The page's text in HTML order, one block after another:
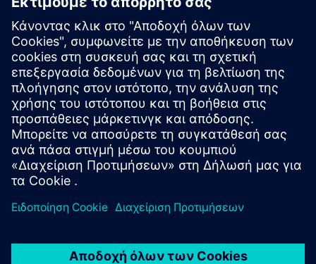
Η Siemens προσφέρει υποστήριξη πελατών παγκόσμιας
κλάσης για το Opcenter και όλα τα προϊόντα μας.
Επικοινωνήστε με την υποστήριξη
Ιστολόγιο Opcenter
Μείνετε ενημερωμένοι με τα τελευταία νέα και τις
καλύτερες στιγμές του λογισμικού Opcenter στο ιστολόγιό
μας.
Επισκεφθείτε το ιστολόγιο
Κοινότητα Opcenter